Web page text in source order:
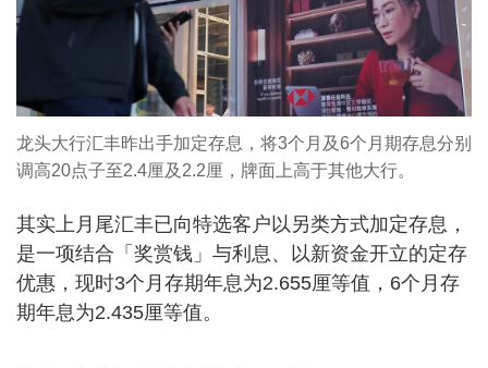
龙头大行汇丰昨出手加定存息，将3个月及6个月期存息分别
调高20点子至2.4厘及2.2厘，牌面上高于其他大行。
其实上月尾汇丰已向特选客户以另类方式加定存息，
是一项结合「奖赏钱」与利息、以新资金开立的定存
优惠，现时3个月存期年息为2.655厘等值，6个月存
期年息为2.435厘等值。